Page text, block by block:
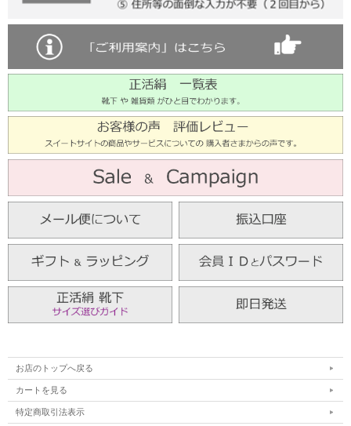
お店のトップへ戻る
カートを見る
特定商取引法表示